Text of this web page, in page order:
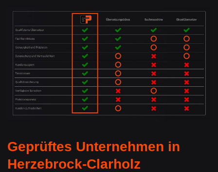
Geprüftes Unternehmen in
Herzebrock-Clarholz